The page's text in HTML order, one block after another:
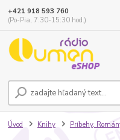
+421 918 593 760
(Po-Pia, 7:30-15:30 hod.)
Úvod Knihy Príbehy,